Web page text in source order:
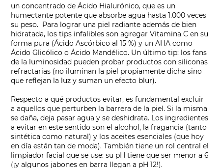
un concentrado de Ácido Hialurónico, que es un
humectante potente que absorbe agua hasta 1.000 veces
su peso. Para lograr una piel radiante además de bien
hidratada, los tips infalibles son agregar Vitamina C en su
forma pura (Ácido Ascórbico al 15 %) y un AHA como
Ácido Glicólico o Ácido Mandélico. Un último tip: los fans
de la luminosidad pueden probar productos con siliconas
refractarias (no iluminan la piel propiamente dicha sino
que reflejan la luz y suman un efecto blur).
Respecto a qué productos evitar, es fundamental excluir
a aquellos que perturben la barrera de la piel. Si la misma
se daña, deja pasar agua y se deshidrata. Los ingredientes
a evitar en este sentido son el alcohol, la fragancia (tanto
sintética como natural) y los aceites esenciales (que hoy
en día están tan de moda). También tiene un rol central el
limpiador facial que se use: su pH tiene que ser menor a 6
(¡y algunos jabones en barra llegan a pH 12!).